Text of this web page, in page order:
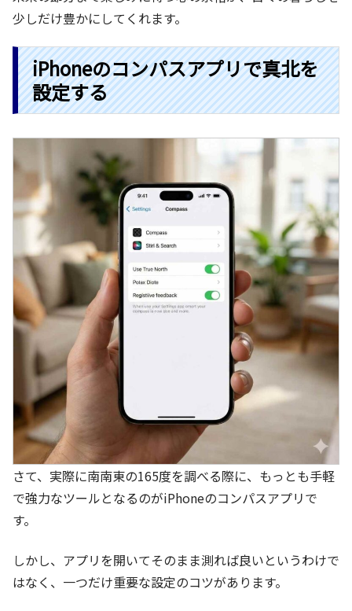
少しだけ豊かにしてくれます。
iPhoneのコンパスアプリで真北を
設定する
さて、実際に南南東の165度を調べる際に、もっとも手軽
で強力なツールとなるのがiPhoneのコンパスアプリで
す。
しかし、アプリを開いてそのまま測れば良いというわけで
はなく、一つだけ重要な設定のコツがあります。